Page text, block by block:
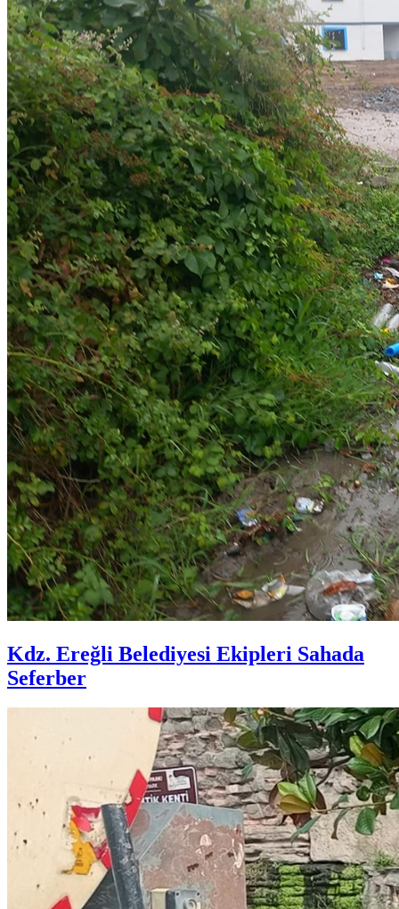
Kdz. Ereğli Belediyesi Ekipleri Sahada
Seferber